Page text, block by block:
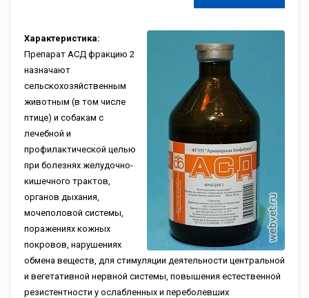
Характеристика:
Препарат АСД фракцию 2
назначают
сельскохозяйственным
животным (в том числе
птице) и собакам с
лечебной и
профилактической целью
при болезнях желудочно-
кишечного трактов,
органов дыхания,
мочеполовой системы,
поражениях кожных
покровов, нарушениях
обмена веществ, для стимуляции деятельности центральной
и вегетативной нервной системы, повышения естественной
резистентности у ослабленных и переболевших